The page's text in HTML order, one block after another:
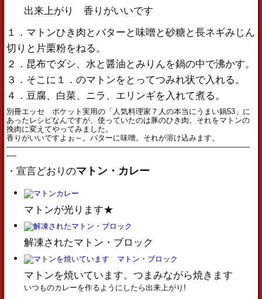
出来上がり 香りがいいです
１．マトンひき肉とバターと味噌と砂糖と長ネギみじん
切りと片栗粉をねる。
２．昆布でダシ、水と醤油とみりんを鍋の中で沸かす。
３．そこに１．のマトンをとってつみれ状で入れる。
４．豆腐、白菜、ニラ、エリンギを入れて煮る。
別冊エッセ ポケット実用の「人気料理家７人の本当にうまい鍋53」に
あったレシピなんですが、使っていたのは豚のひき肉。それをマトンの
挽肉に変えてやってみました。
香りがいいですよぉ～。バターに味噌。それが溶け込みます。
————————————————————————————————
—-
・宣言どおりのマトン・カレー
マトンが光ります★
解凍されたマトン・ブロック
マトンを焼いています。つまみながら焼きます
いつものカレーを作るようにしたら出来上がり!